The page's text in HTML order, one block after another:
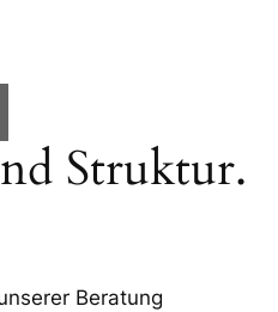
Struktur.
Beratung